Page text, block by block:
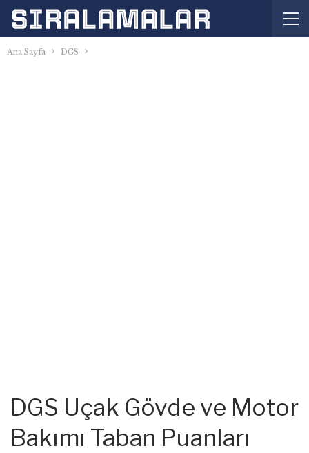
Ana Sayfa DGS
DGS Uçak Gövde ve Motor
Bakımı Taban Puanları